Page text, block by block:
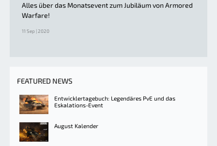
Alles über das Monatsevent zum Jubiläum von Armored
Warfare!
11 Sep | 2020
FEATURED NEWS
Entwicklertagebuch: Legendäres PvE und das
Eskalations-Event
August Kalender